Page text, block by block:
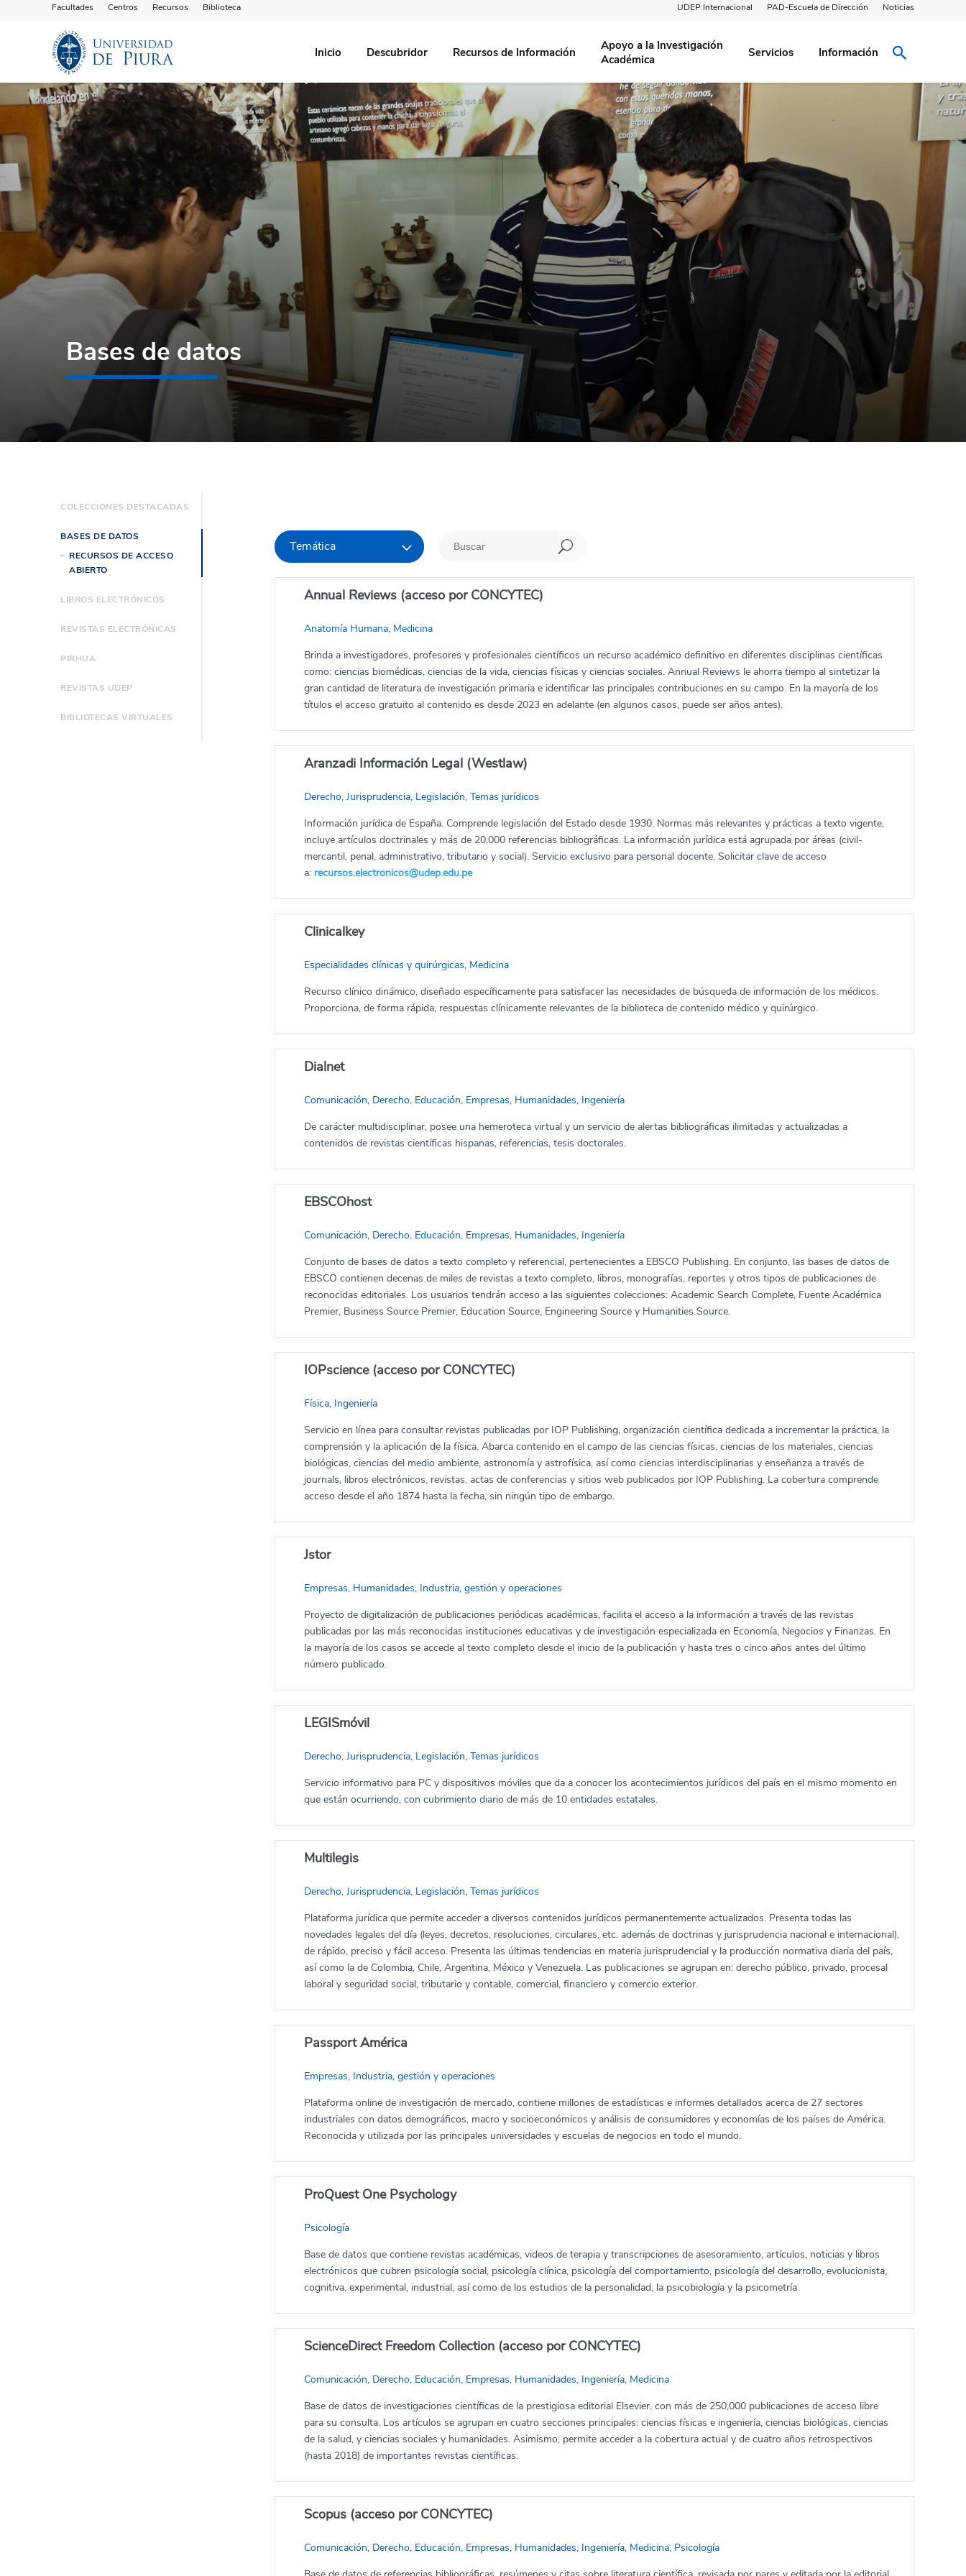
Facultades Centros Recursos Biblioteca UDEP Internacional PAD-Escuela de Dirección Noticias
Inicio Descubridor Recursos de Información
Apoyo a la Investigación
Académica
Servicios Información
Bases de datos
COLECCIONES DESTACADAS
BASES DE DATOS
RECURSOS DE ACCESO
ABIERTO
LIBROS ELECTRÓNICOS
REVISTAS ELECTRÓNICAS
PIRHUA
REVISTAS UDEP
BIBLIOTECAS VIRTUALES
Temática U
Annual Reviews (acceso por CONCYTEC)
Anatomía Humana, Medicina
Brinda a investigadores, profesores y profesionales científicos un recurso académico definitivo en diferentes disciplinas científicas
como: ciencias biomédicas, ciencias de la vida, ciencias físicas y ciencias sociales. Annual Reviews le ahorra tiempo al sintetizar la
gran cantidad de literatura de investigación primaria e identificar las principales contribuciones en su campo. En la mayoría de los
títulos el acceso gratuito al contenido es desde 2023 en adelante (en algunos casos, puede ser años antes).
Aranzadi Información Legal (Westlaw)
Derecho, Jurisprudencia, Legislación, Temas jurídicos
Información jurídica de España. Comprende legislación del Estado desde 1930. Normas más relevantes y prácticas a texto vigente,
incluye artículos doctrinales y más de 20.000 referencias bibliográficas. La información jurídica está agrupada por áreas (civil-
mercantil, penal, administrativo, tributario y social). Servicio exclusivo para personal docente. Solicitar clave de acceso
a: recursos.electronicos@udep.edu.pe
Clinicalkey
Especialidades clínicas y quirúrgicas, Medicina
Recurso clínico dinámico, diseñado específicamente para satisfacer las necesidades de búsqueda de información de los médicos.
Proporciona, de forma rápida, respuestas clínicamente relevantes de la biblioteca de contenido médico y quirúrgico.
Dialnet
Comunicación, Derecho, Educación, Empresas, Humanidades, Ingeniería
De carácter multidisciplinar, posee una hemeroteca virtual y un servicio de alertas bibliográficas ilimitadas y actualizadas a
contenidos de revistas científicas hispanas, referencias, tesis doctorales.
EBSCOhost
Comunicación, Derecho, Educación, Empresas, Humanidades, Ingeniería
Conjunto de bases de datos a texto completo y referencial, pertenecientes a EBSCO Publishing. En conjunto, las bases de datos de
EBSCO contienen decenas de miles de revistas a texto completo, libros, monografías, reportes y otros tipos de publicaciones de
reconocidas editoriales. Los usuarios tendrán acceso a las siguientes colecciones: Academic Search Complete, Fuente Académica
Premier, Business Source Premier, Education Source, Engineering Source y Humanities Source.
IOPscience (acceso por CONCYTEC)
Física, Ingeniería
Servicio en línea para consultar revistas publicadas por IOP Publishing, organización científica dedicada a incrementar la práctica, la
comprensión y la aplicación de la física. Abarca contenido en el campo de las ciencias físicas, ciencias de los materiales, ciencias
biológicas, ciencias del medio ambiente, astronomía y astrofísica, así como ciencias interdisciplinarias y enseñanza a través de
journals, libros electrónicos, revistas, actas de conferencias y sitios web publicados por IOP Publishing. La cobertura comprende
acceso desde el año 1874 hasta la fecha, sin ningún tipo de embargo.
Jstor
Empresas, Humanidades, Industria, gestión y operaciones
Proyecto de digitalización de publicaciones periódicas académicas, facilita el acceso a la información a través de las revistas
publicadas por las más reconocidas instituciones educativas y de investigación especializada en Economía, Negocios y Finanzas. En
la mayoría de los casos se accede al texto completo desde el inicio de la publicación y hasta tres o cinco años antes del último
número publicado.
LEGISmóvil
Derecho, Jurisprudencia, Legislación, Temas jurídicos
Servicio informativo para PC y dispositivos móviles que da a conocer los acontecimientos jurídicos del país en el mismo momento en
que están ocurriendo, con cubrimiento diario de más de 10 entidades estatales.
Multilegis
Derecho, Jurisprudencia, Legislación, Temas jurídicos
Plataforma jurídica que permite acceder a diversos contenidos jurídicos permanentemente actualizados. Presenta todas las
novedades legales del día (leyes, decretos, resoluciones, circulares, etc. además de doctrinas y jurisprudencia nacional e internacional),
de rápido, preciso y fácil acceso. Presenta las últimas tendencias en materia jurisprudencial y la producción normativa diaria del país,
así como la de Colombia, Chile, Argentina, México y Venezuela. Las publicaciones se agrupan en: derecho público, privado, procesal
laboral y seguridad social, tributario y contable, comercial, financiero y comercio exterior.
Passport América
Empresas, Industria, gestión y operaciones
Plataforma online de investigación de mercado, contiene millones de estadísticas e informes detallados acerca de 27 sectores
industriales con datos demográficos, macro y socioeconómicos y análisis de consumidores y economías de los países de América.
Reconocida y utilizada por las principales universidades y escuelas de negocios en todo el mundo.
ProQuest One Psychology
Psicología
Base de datos que contiene revistas académicas, videos de terapia y transcripciones de asesoramiento, artículos, noticias y libros
electrónicos que cubren psicología social, psicología clínica, psicología del comportamiento, psicología del desarrollo, evolucionista,
cognitiva, experimental, industrial, así como de los estudios de la personalidad, la psicobiología y la psicometría.
ScienceDirect Freedom Collection (acceso por CONCYTEC)
Comunicación, Derecho, Educación, Empresas, Humanidades, Ingeniería, Medicina
Base de datos de investigaciones científicas de la prestigiosa editorial Elsevier, con más de 250,000 publicaciones de acceso libre
para su consulta. Los artículos se agrupan en cuatro secciones principales: ciencias físicas e ingeniería, ciencias biológicas, ciencias
de la salud, y ciencias sociales y humanidades. Asimismo, permite acceder a la cobertura actual y de cuatro años retrospectivos
(hasta 2018) de importantes revistas científicas.
Scopus (acceso por CONCYTEC)
Comunicación, Derecho, Educación, Empresas, Humanidades, Ingeniería, Medicina, Psicología